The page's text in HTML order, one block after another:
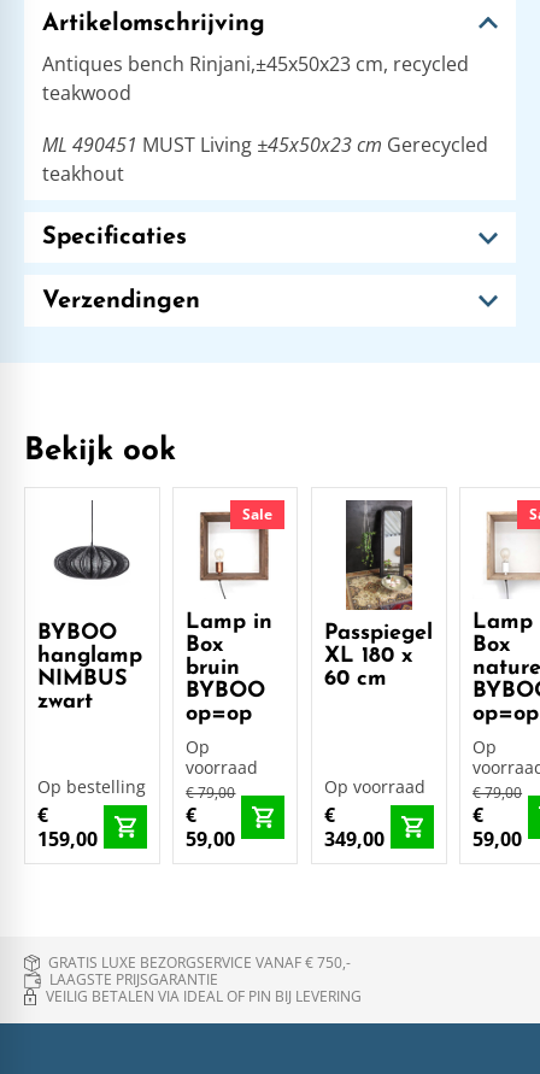
Artikelomschrijving
Antiques bench Rinjani,±45x50x23 cm, recycled
teakwood
ML 490451 MUST Living ±45x50x23 cm Gerecycled
teakhout
Specificaties
Verzendingen
Bekijk ook
BYBOO
hanglamp
NIMBUS
zwart
Op bestelling
€
159,00
Sale
Lamp in
Box
bruin
BYBOO
op=op
Op
voorraad
€ 79,00
€
59,00
Passpiegel
XL 180 x
60 cm
Op voorraad
€
349,00
Lamp
Box
op=op
Op
€ 79,00
€
59,00
GRATIS LUXE BEZORGSERVICE VANAF € 750,-
LAAGSTE PRIJSGARANTIE
VEILIG BETALEN VIA IDEAL OF PIN BIJ LEVERING